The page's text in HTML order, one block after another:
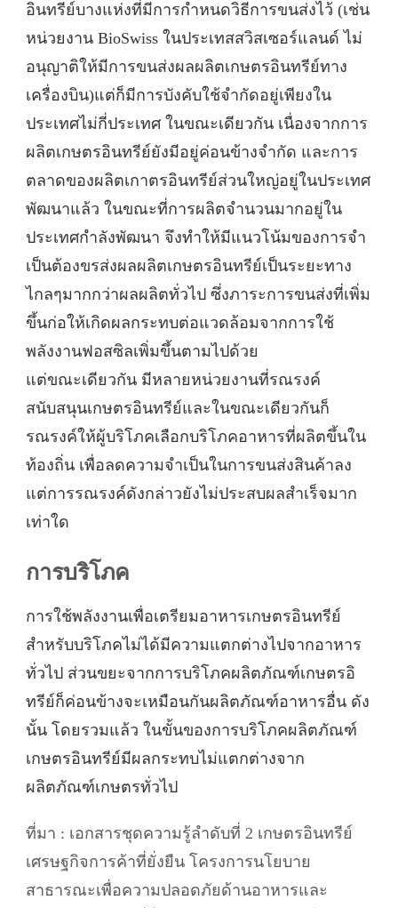
อินทรีย์บางแห่งที่มีการกำหนดวิธีการขนส่งไว้ (เช่น
หน่วยงาน BioSwiss ในประเทสสวิสเซอร์แลนด์ ไม่
อนุญาติให้มีการขนส่งผลผลิตเกษตรอินทรีย์ทาง
เครื่องบิน)แต่ก็มีการบังคับใช้จำกัดอยู่เพียงใน
ประเทศไม่กี่ประเทศ ในขณะเดียวกัน เนื่องจากการ
ผลิตเกษตรอินทรีย์ยังมีอยู่ค่อนข้างจำกัด และการ
ตลาดของผลิตเกาตรอินทรีย์ส่วนใหญ่อยู่ในประเทศ
พัฒนาแล้ว ในขณะที่การผลิตจำนวนมากอยู่ใน
ประเทศกำลังพัฒนา จึงทำให้มีแนวโน้มของการจำ
เป็นต้องขรส่งผลผลิตเกษตรอินทรีย์เป็นระยะทาง
ไกลๆมากกว่าผลผลิตทั่วไป ซึ่งภาระการขนส่งที่เพิ่ม
ขึ้นก่อให้เกิดผลกระทบต่อแวดล้อมจากการใช้
พลังงานฟอสซิลเพิ่มขึ้นตามไปด้วย
แต่ขณะเดียวกัน มีหลายหน่วยงานที่รณรงค์
สนับสนุนเกษตรอินทรีย์และในขณะเดียวกันก็
รณรงค์ให้ผู้บริโภคเลือกบริโภคอาหารที่ผลิตขึ้นใน
ท้องถิ่น เพื่อลดความจำเป็นในการขนส่งสินค้าลง
แต่การรณรงค์ดังกล่าวยังไม่ประสบผลสำเร็จมาก
เท่าใด
การบริโภค
การใช้พลังงานเพื่อเตรียมอาหารเกษตรอินทรีย์
สำหรับบริโภคไม่ได้มีความแตกต่างไปจากอาหาร
ทั่วไป ส่วนขยะจากการบริโภคผลิตภัณฑ์เกษตรอิ
ทรีย์ก็ค่อนข้างจะเหมือนกันผลิตภัณฑ์อาหารอื่น ดัง
นั้น โดยรวมแล้ว ในขั้นของการบริโภคผลิตภัณฑ์
เกษตรอินทรีย์มีผลกระทบไม่แตกต่างจาก
ผลิตภัณฑ์เกษตรทั่วไป
ที่มา : เอกสารชุดความรู้ลำดับที่ 2 เกษตรอินทรีย์
เศรษฐกิจการค้าที่ยั่งยืน โครงการนโยบาย
สาธารณะเพื่อความปลอดภัยด้านอาหารและ